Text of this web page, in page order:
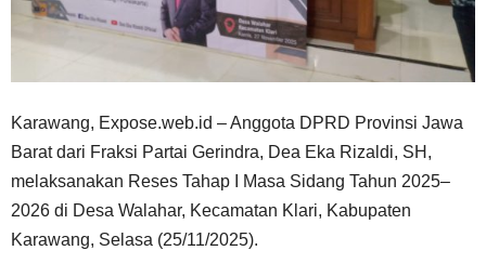
Karawang, Expose.web.id – Anggota DPRD Provinsi Jawa
Barat dari Fraksi Partai Gerindra, Dea Eka Rizaldi, SH,
melaksanakan Reses Tahap I Masa Sidang Tahun 2025–
2026 di Desa Walahar, Kecamatan Klari, Kabupaten
Karawang, Selasa (25/11/2025).